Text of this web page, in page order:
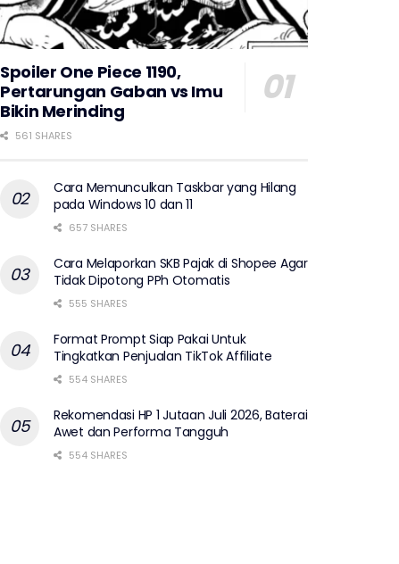
Spoiler One Piece 1190,
Pertarungan Gaban vs Imu
Bikin Merinding
561 SHARES
Cara Memunculkan Taskbar yang Hilang
pada Windows 10 dan 11
657 SHARES
Cara Melaporkan SKB Pajak di Shopee Agar
Tidak Dipotong PPh Otomatis
555 SHARES
Format Prompt Siap Pakai Untuk
Tingkatkan Penjualan TikTok Affiliate
554 SHARES
Rekomendasi HP 1 Jutaan Juli 2026, Baterai
Awet dan Performa Tangguh
554 SHARES